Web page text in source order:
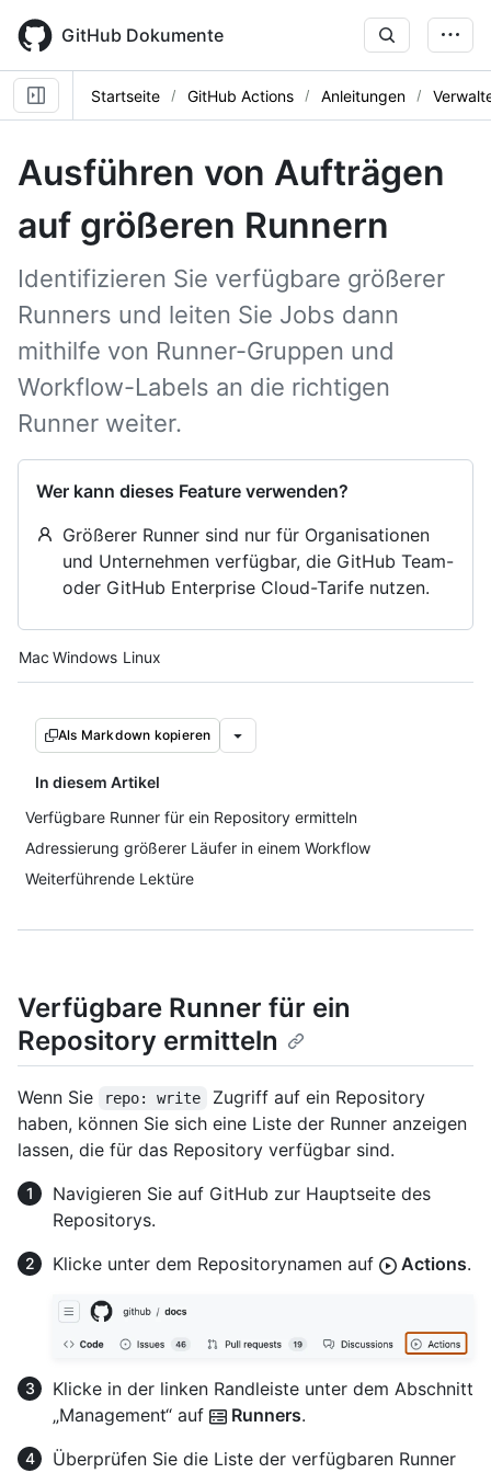
main
content
GitHub Dokumente
Startseite GitHub Actions Anleitungen
Ausführen von Aufträgen
auf größeren Runnern
Identifizieren Sie verfügbare größerer
Runners und leiten Sie Jobs dann
mithilfe von Runner-Gruppen und
Workflow-Labels an die richtigen
Runner weiter.
Wer kann dieses Feature verwenden?
Größerer Runner sind nur für Organisationen
und Unternehmen verfügbar, die GitHub Team-
oder GitHub Enterprise Cloud-Tarife nutzen.
Platform navigation
Mac Windows Linux
Als Markdown kopieren
In diesem Artikel
Verfügbare Runner für ein Repository ermitteln
Adressierung größerer Läufer in einem Workflow
Weiterführende Lektüre
Verfügbare Runner für ein
Repository ermitteln
Wenn Sie repo: write
Zugriff auf ein Repository
haben, können Sie sich eine Liste der Runner anzeigen
lassen, die für das Repository verfügbar sind.
Navigieren Sie auf GitHub zur Hauptseite des
Repositorys.
Klicke unter dem Repositorynamen auf
Actions.
Klicke in der linken Randleiste unter dem Abschnitt
„Management“ auf
Runners.
Überprüfen Sie die Liste der verfügbaren Runner